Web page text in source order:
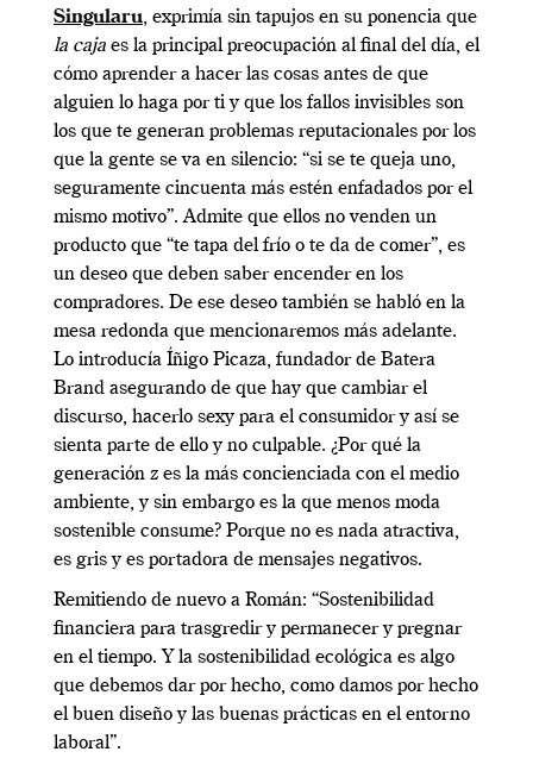
Singularu, exprimía sin tapujos en su ponencia que
la caja es la principal preocupación al final del día, el
cómo aprender a hacer las cosas antes de que
alguien lo haga por ti y que los fallos invisibles son
los que te generan problemas reputacionales por los
que la gente se va en silencio: “si se te queja uno,
seguramente cincuenta más estén enfadados por el
mismo motivo”. Admite que ellos no venden un
producto que “te tapa del frío o te da de comer”, es
un deseo que deben saber encender en los
compradores. De ese deseo también se habló en la
mesa redonda que mencionaremos más adelante.
Lo introducía Íñigo Picaza, fundador de Batera
Brand asegurando de que hay que cambiar el
discurso, hacerlo sexy para el consumidor y así se
sienta parte de ello y no culpable. ¿Por qué la
generación z es la más concienciada con el medio
ambiente, y sin embargo es la que menos moda
sostenible consume? Porque no es nada atractiva,
es gris y es portadora de mensajes negativos.
Remitiendo de nuevo a Román: “Sostenibilidad
financiera para trasgredir y permanecer y pregnar
en el tiempo. Y la sostenibilidad ecológica es algo
que debemos dar por hecho, como damos por hecho
el buen diseño y las buenas prácticas en el entorno
laboral”.